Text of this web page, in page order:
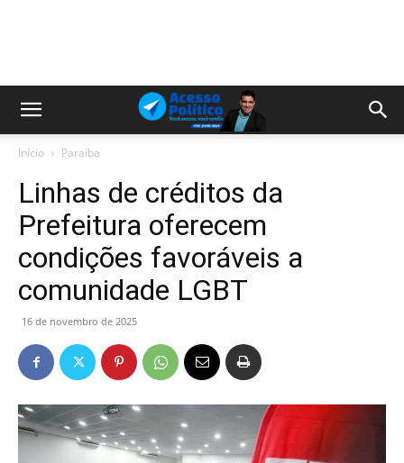
Início Paraíba
Linhas de créditos da
Prefeitura oferecem
condições favoráveis a
comunidade LGBT
16 de novembro de 2025